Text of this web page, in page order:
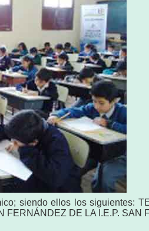
siendo ellos los siguientes:
DE LA I.E.P. SAN